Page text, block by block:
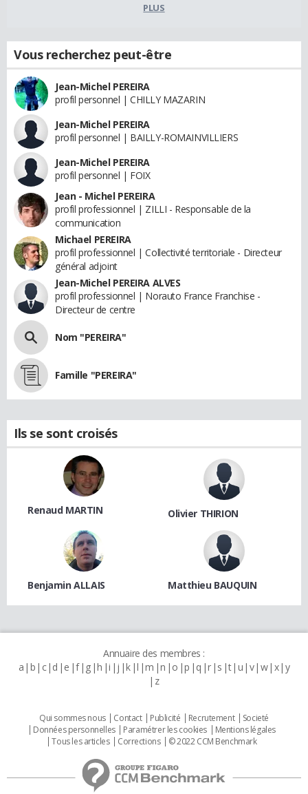
PLUS
Vous recherchez peut-être
Jean-Michel PEREIRA
profil personnel | CHILLY MAZARIN
Jean-Michel PEREIRA
profil personnel | BAILLY-ROMAINVILLIERS
Jean-Michel PEREIRA
profil personnel | FOIX
Jean - Michel PEREIRA
profil professionnel | ZILLI - Responsable de la
communication
Michael PEREIRA
profil professionnel | Collectivité territoriale - Directeur
général adjoint
Jean-Michel PEREIRA ALVES
profil professionnel | Norauto France Franchise -
Directeur de centre
Nom "PEREIRA"
Famille "PEREIRA"
Ils se sont croisés
Renaud MARTIN Olivier THIRION
Benjamin ALLAIS Matthieu BAUQUIN
Annuaire des membres :
a b c d e f g h i j k l m n o p q r s t u v w x y
z
Qui sommes nous Contact Publicité Recrutement
Societé
Données personnelles
Paramétrer les cookies
Mentions légales
Tous les articles
Corrections © 2022 CCM Benchmark